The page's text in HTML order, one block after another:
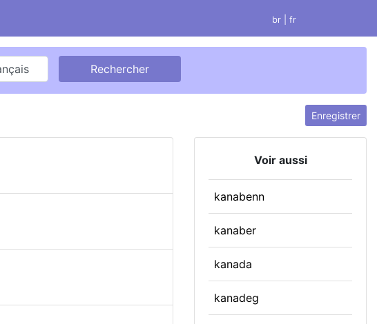
br | fr
Enregistrer
Voir aussi
kanabenn
kanaber
kanada
kanadeg